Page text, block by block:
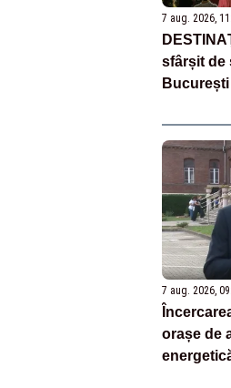
7 aug. 2026,
sfârșit de
7 aug. 2026,
orașe de